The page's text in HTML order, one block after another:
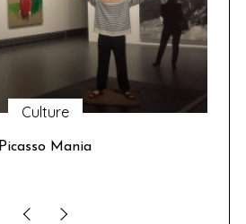
Culture
Picasso Mania